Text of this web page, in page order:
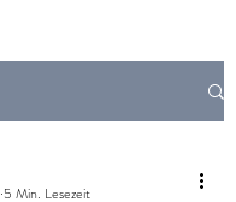
5 Min. Lesezeit